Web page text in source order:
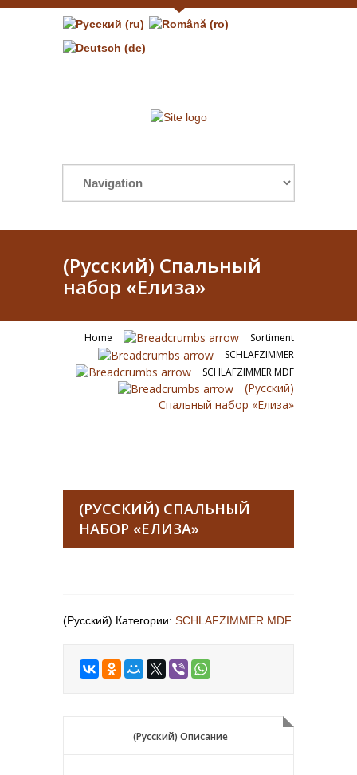
(Русский) Спальный
набор «Елиза»
Home
Sortiment
SCHLAFZIMMER
SCHLAFZIMMER MDF
(Русский)
Спальный набор «Елиза»
(РУССКИЙ) СПАЛЬНЫЙ
НАБОР «ЕЛИЗА»
(Русский) Категории: SCHLAFZIMMER MDF.
(Русский) Описание
(Русский) Описание